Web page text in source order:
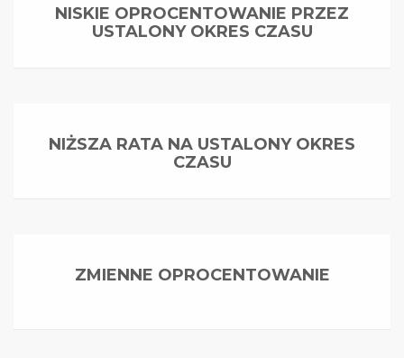
NISKIE OPROCENTOWANIE PRZEZ
USTALONY OKRES CZASU
NIŻSZA RATA NA USTALONY OKRES
CZASU
ZMIENNE OPROCENTOWANIE